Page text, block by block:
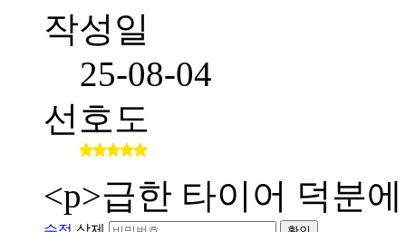
작성일
25-08-04
선호도
<p>급한 타이어 덕분